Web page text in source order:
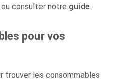
consulter notre guide.
pour vos
trouver les consommables